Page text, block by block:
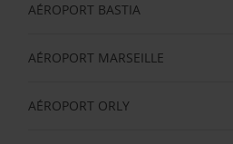
AÉROPORT BASTIA
AÉROPORT MARSEILLE
AÉROPORT ORLY